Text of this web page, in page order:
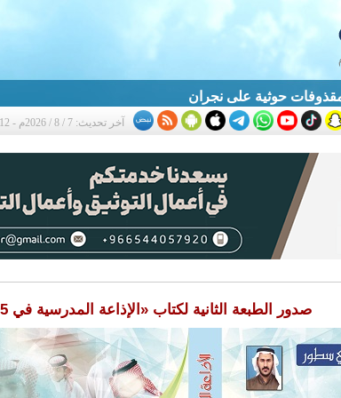
آخر تحديث: 7 / 8 / 2026م - 11:12 ص
صدور الطبعة الثانية لكتاب «الإذاعة المدرسية في 365 يوماً»